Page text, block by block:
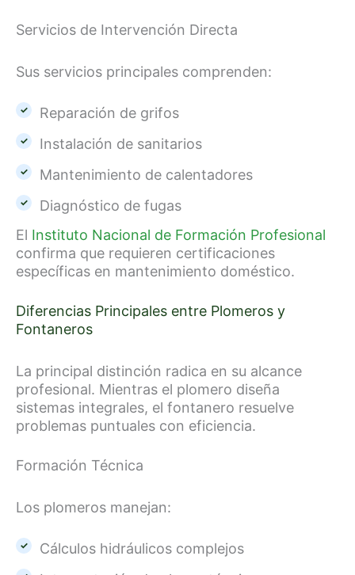
Servicios de Intervención Directa
Sus servicios principales comprenden:
Reparación de grifos
Instalación de sanitarios
Mantenimiento de calentadores
Diagnóstico de fugas
El Instituto Nacional de Formación Profesional
confirma que requieren certificaciones
específicas en mantenimiento doméstico.
Diferencias Principales entre Plomeros y
Fontaneros
La principal distinción radica en su alcance
profesional. Mientras el plomero diseña
sistemas integrales, el fontanero resuelve
problemas puntuales con eficiencia.
Formación Técnica
Los plomeros manejan:
Cálculos hidráulicos complejos